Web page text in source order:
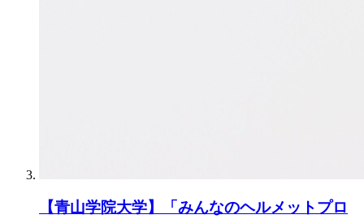
【青山学院大学】「みんなのヘルメットプロ